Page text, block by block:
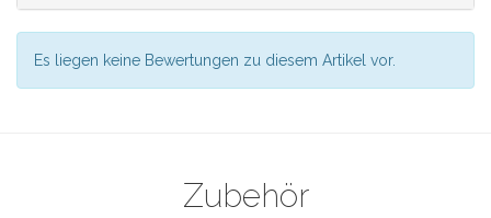
Es liegen keine Bewertungen zu diesem Artikel vor.
Zubehör